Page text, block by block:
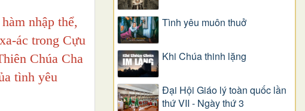
nhập thể,
ác trong Cựu
Chúa Cha
tình yêu
Tình yêu muôn thuở
Khi Chúa thinh lặng
Đại Hội Giáo lý toàn quốc lần
thứ VII - Ngày thứ 3